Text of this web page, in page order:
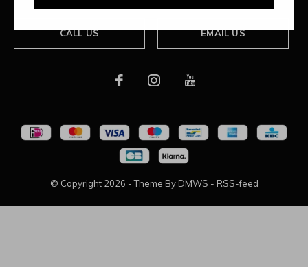
CALL US EMAIL US
© Copyright 2026 - Theme By DMWS - RSS-feed